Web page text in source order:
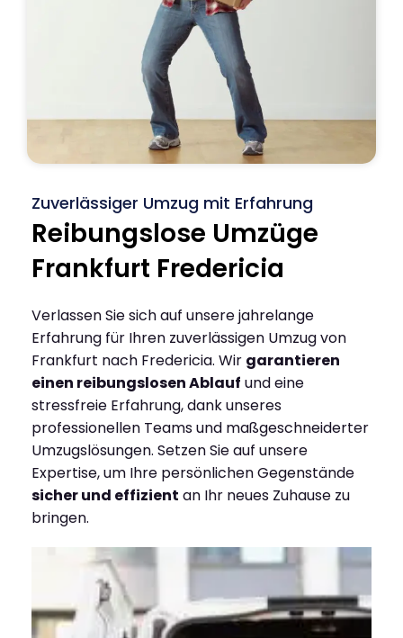
Zuverlässiger Umzug mit Erfahrung
Reibungslose Umzüge
Frankfurt Fredericia
Verlassen Sie sich auf unsere jahrelange
Erfahrung für Ihren zuverlässigen Umzug von
Frankfurt nach Fredericia. Wir garantieren
einen reibungslosen Ablauf und eine
stressfreie Erfahrung, dank unseres
professionellen Teams und maßgeschneiderter
Umzugslösungen. Setzen Sie auf unsere
Expertise, um Ihre persönlichen Gegenstände
sicher und effizient an Ihr neues Zuhause zu
bringen.